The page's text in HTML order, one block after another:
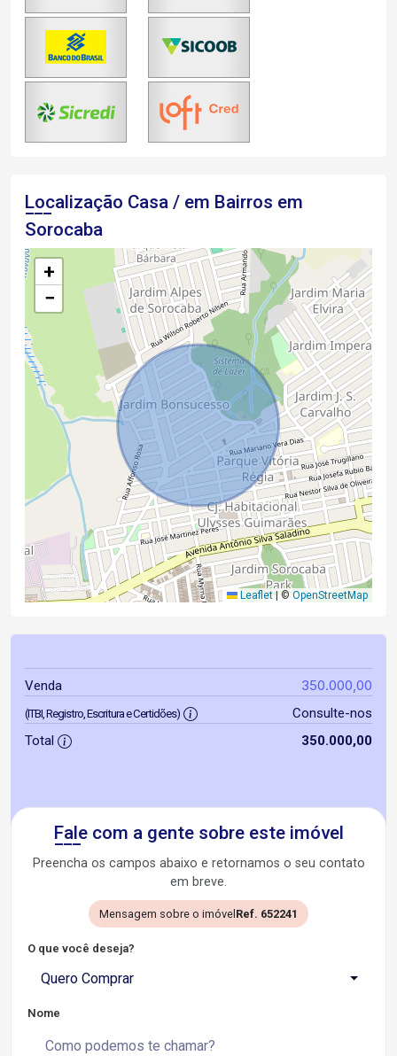
Localização Casa / em Bairros em
Sorocaba
+
−
Leaflet © OpenStreetMap
Venda 350.000,00
(ITBI, Registro, Escritura e Certidões)
Consulte-nos
Total
350.000,00
Fale com a gente sobre este imóvel
Preencha os campos abaixo e retornamos o seu contato
em breve.
Mensagem sobre o imóvel Ref. 652241
O que você deseja?
Quero Comprar
Nome